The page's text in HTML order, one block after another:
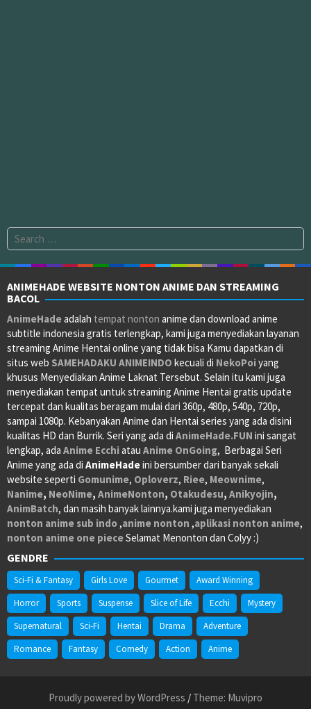
Search
for:
ANIMEHADE WEBSITE NONTON ANIME DAN STREAMING
BACOL
AnimeHadeadalah tempat nonton anime dan download anime
subtitle indonesia gratis terlengkap, kami juga menyediakan layanan
streaming Anime Hentai online yang tidak bisa Kamu dapatkan di
situs web SAMEHADAKU ANIMEINDO kecuali di NekoPoiyang
khusus Menyediakan Anime Laknat Tersebut. Selain itu kami juga
menyediakan tempat untuk streaming Anime Hentai gratis update
tercepat dan kualitas beragam mulai dari 360p, 480p, 540p, 720p,
sampai 1080p. Kebanyakan Anime dan Hentai series yang ada disini
kualitas HD dan Burrik. Seri yang ada di AnimeHade.FUN ini sangat
lengkap, ada Anime Ecchiatau Anime OnGoing, Berbagai Seri
Anime yang ada di AnimeHadeini bersumber dari banyak sekali
website seperti Gomunime, Oploverz, Riee, Meownime,
Nanime, NeoNime, AnimeNonton, Otakudesu, Anikyojin,
AnimBatch, dan masih banyak lainnya.kami juga menyediakan
nonton anime sub indo ,anime nonton ,aplikasi nonton anime,
nonton anime one pieceSelamat Menonton dan Colyy :)
GENDRE
Sci-Fi & Fantasy Girls Love Gourmet
Award Winning
Horror
Sports Suspense Slice of Life Ecchi
Mystery
Supernatural
Sci-Fi Hentai Drama
Adventure
Romance
Fantasy Comedy Action Anime
Proudly powered by WordPress / Theme: Muvipro